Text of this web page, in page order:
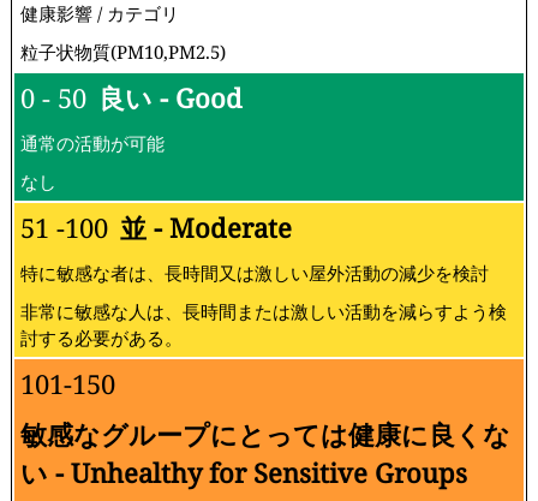
健康影響 / カテゴリ
粒子状物質(PM10,PM2.5)
0 - 50 良い - Good
通常の活動が可能
なし
51 -100 並 - Moderate
特に敏感な者は、長時間又は激しい屋外活動の減少を検討
非常に敏感な人は、長時間または激しい活動を減らすよう検
討する必要がある。
101-150
敏感なグループにとっては健康に良くな
い - Unhealthy for Sensitive Groups